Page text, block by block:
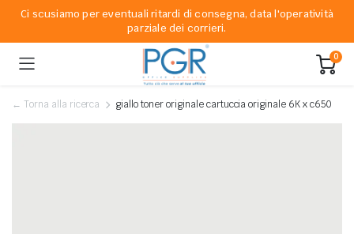
Ci scusiamo per eventuali ritardi di consegna, data l'operatività
parziale dei corrieri.
0
← Torna alla ricerca giallo toner originale cartuccia originale 6K x c650